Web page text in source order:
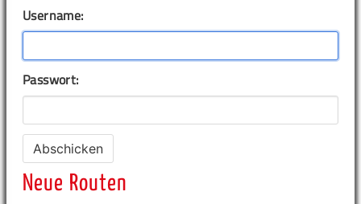
Username:
Passwort:
Neue Routen